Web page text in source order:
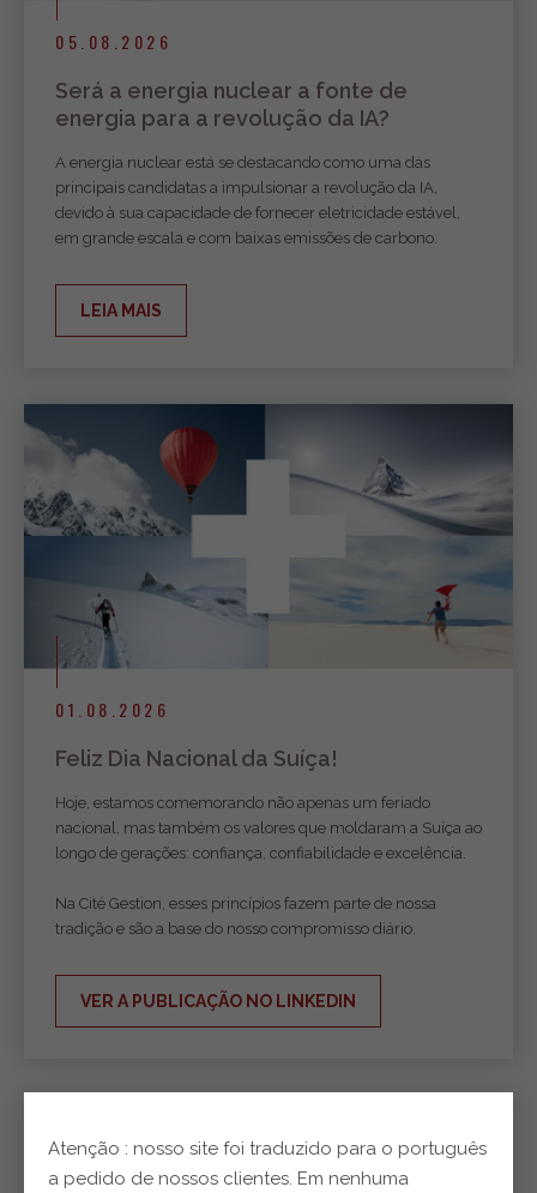
05.08.2026
Será a energia nuclear a fonte de
energia para a revolução da IA?
A energia nuclear está se destacando como uma das
principais candidatas a impulsionar a revolução da IA,
devido à sua capacidade de fornecer eletricidade estável,
em grande escala e com baixas emissões de carbono.
LEIA MAIS
01.08.2026
Feliz Dia Nacional da Suíça!
Hoje, estamos comemorando não apenas um feriado
nacional, mas também os valores que moldaram a Suíça ao
longo de gerações: confiança, confiabilidade e excelência.
Na Cité Gestion, esses princípios fazem parte de nossa
tradição e são a base do nosso compromisso diário.
VER A PUBLICAÇÃO NO LINKEDIN
Atenção : nosso site foi traduzido para o português
a pedido de nossos clientes. Em nenhuma